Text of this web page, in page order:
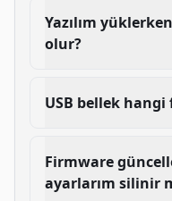
Yazılım
olur?
USB bellek
Firmware
ayarlarım silinir